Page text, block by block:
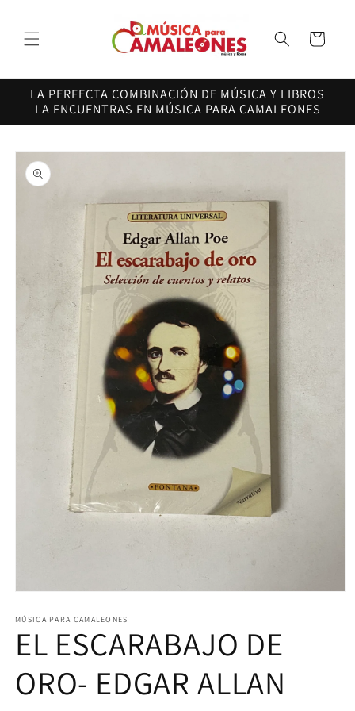
al contenido
Carrito
LA PERFECTA COMBINACIÓN DE MÚSICA Y LIBROS
LA ENCUENTRAS EN MÚSICA PARA CAMALEONES
directamente
a la
información
multimedia
1
en
una
modal
MÚSICA PARA CAMALEONES
EL ESCARABAJO DE
ORO- EDGAR ALLAN